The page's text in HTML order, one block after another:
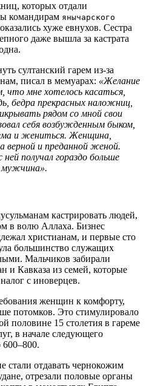
которых отдали
командирам янычарского
хуже евнухов. Сестра
даже вышла за кастрата
султанский гарем из-за
писал в мемуарах: «Желание
что мне хотелось касаться,
бедра прекрасных наложниц,
рядом со мной свои
себя возбужденным быком,
и жениться. Женщина,
верной и преданной женой.
получал гораздо больше
мужчина».
кастрировать людей,
в волю Аллаха. Бизнес
христианам, и первые сто
большинство служащих
Мальчиков забирали
и Кавказа из семей, которые
с иноверцев.
женщин к комфорту,
потомков. Это стимулировало
половине 15 столетия в гареме
в начале следующего
600–800.
стали отдавать чернокожим
отрезали половые органы